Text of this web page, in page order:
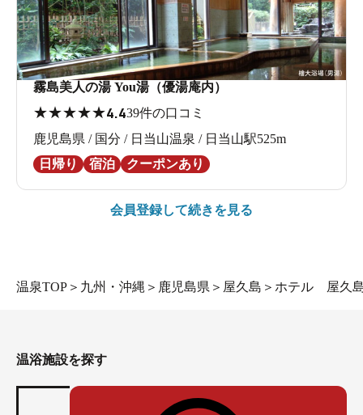
霧島美人の湯 You湯（優湯庵内）
★★★★★4.439件の口コミ
鹿児島県 / 国分 / 日当山温泉 / 日当山駅525m
日帰り
宿泊 クーポンあり
会員登録して続きを見る
温泉TOP ＞ 九州・沖縄 ＞ 鹿児島県 ＞ 屋久島 ＞ ホテル 屋久
温浴施設を探す